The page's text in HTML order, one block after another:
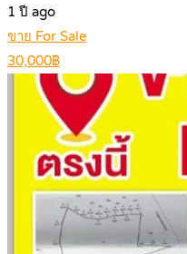
1 ปี ago
ขาย For Sale
30,000฿